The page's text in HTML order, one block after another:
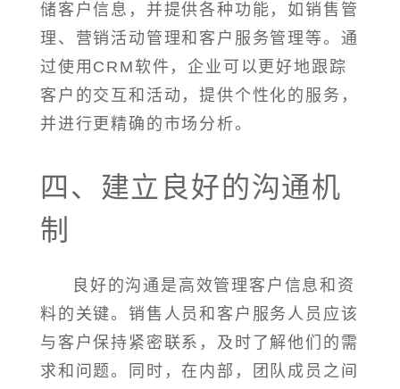
储客户信息，并提供各种功能，如销售管
理、营销活动管理和客户服务管理等。通
过使用CRM软件，企业可以更好地跟踪
客户的交互和活动，提供个性化的服务，
并进行更精确的市场分析。
四、建立良好的沟通机
制
良好的沟通是高效管理客户信息和资
料的关键。销售人员和客户服务人员应该
与客户保持紧密联系，及时了解他们的需
求和问题。同时，在内部，团队成员之间